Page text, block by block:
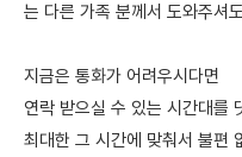
는 다른 가족 분께서 도와주셔
지금은 통화가 어려우시다면
연락 받으실 수 있는 시간대를
최대한 그 시간에 맞춰서 불편